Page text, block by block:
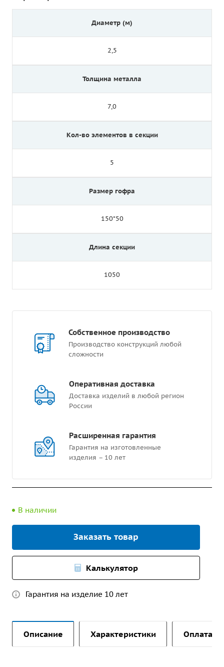
Диаметр (м)
2,5
Толщина металла
7,0
Кол-во элементов в секции
5
Размер гофра
150*50
Длина секции
1050
Собственное производство
Производство конструкций любой
сложности
Оперативная доставка
Доставка изделий в любой регион
России
Расширенная гарантия
Гарантия на изготовленные
изделия – 10 лет
В наличии
Заказать товар
Калькулятор
Гарантия на изделие 10 лет
Описание Характеристики Оплата и